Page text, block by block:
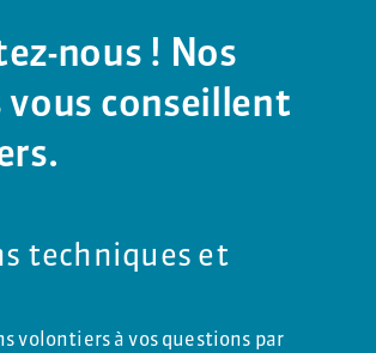
nous ! Nos
conseillent
techniques et
volontiers à vos questions par